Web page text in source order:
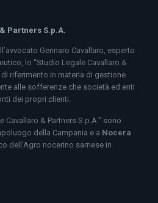
Partners S.p.A.
Gennaro Cavallaro, esperto
lo “Studio Legale Cavallaro &
di riferimento in materia di gestione
alle sofferenze che società ed enti
dei propri clienti.
Cavallaro & Partners S.p.A.” sono
della Campania e a Nocera
dell’Agro nocerino sarnese in